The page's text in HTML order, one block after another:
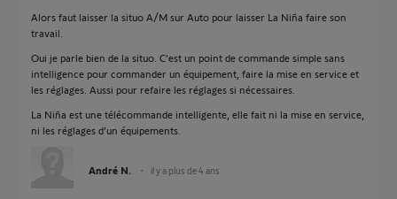
Alors faut laisser la situo A/M sur Auto pour laisser La Niña faire son
travail.
Oui je parle bien de la situo. C’est un point de commande simple sans
intelligence pour commander un équipement, faire la mise en service et
les réglages. Aussi pour refaire les réglages si nécessaires.
La Niña est une télécommande intelligente, elle fait ni la mise en service,
ni les réglages d’un équipements.
André N. il y a plus de 4 ans